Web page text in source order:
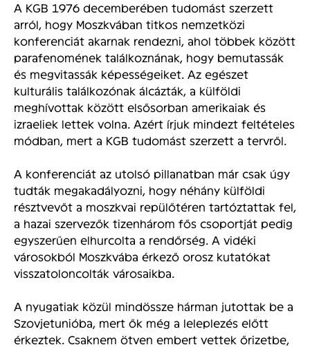
A KGB 1976 decemberében tudomást szerzett
arról, hogy Moszkvában titkos nemzetközi
konferenciát akarnak rendezni, ahol többek között
parafenomének találkoznának, hogy bemutassák
és megvitassák képességeiket. Az egészet
kulturális találkozónak álcázták, a külföldi
meghívottak között elsősorban amerikaiak és
izraeliek lettek volna. Azért írjuk mindezt feltételes
módban, mert a KGB tudomást szerzett a tervről.
A konferenciát az utolsó pillanatban már csak úgy
tudták megakadályozni, hogy néhány külföldi
résztvevőt a moszkvai repülőtéren tartóztattak fel,
a hazai szervezők tizenhárom fős csoportját pedig
egyszerűen elhurcolta a rendőrség. A vidéki
városokból Moszkvába érkező orosz kutatókat
visszatoloncolták városaikba.
A nyugatiak közül mindössze hárman jutottak be a
Szovjetunióba, mert ők még a leleplezés előtt
érkeztek. Csaknem ötven embert vettek őrizetbe,